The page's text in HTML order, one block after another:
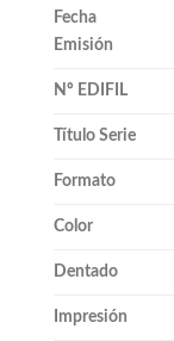
Fecha
Emisión
Nº EDIFIL
Título Serie
Formato
Color
Dentado
Impresión